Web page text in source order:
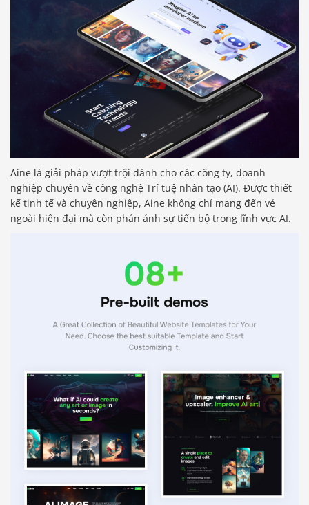
Aine là giải pháp vượt trội dành cho các công ty, doanh
nghiệp chuyên về công nghệ Trí tuệ nhân tạo (AI). Được thiết
kế tinh tế và chuyên nghiệp, Aine không chỉ mang đến vẻ
ngoài hiện đại mà còn phản ánh sự tiến bộ trong lĩnh vực AI.